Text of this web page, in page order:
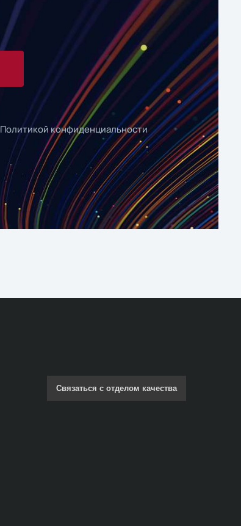
Политикой конфиденциальности
Связаться с отделом качества